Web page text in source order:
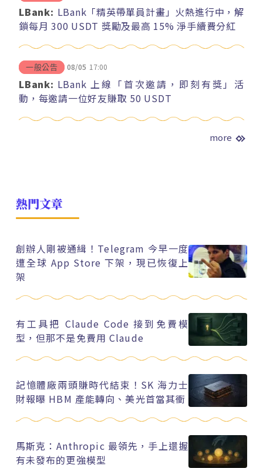
LBank: LBank「精英帶單員計畫」火熱進行中，解
鎖每月 300 USDT 獎勵及最高 15% 淨手續費分紅
一般公告 08/05 17:00
LBank: LBank 上線「首次邀請，即刻有獎」活
動，每邀請一位好友賺取 50 USDT
more
熱門文章
創辦人剛被通緝！Telegram 今早一度
遭全球 App Store 下架，現已恢復上
架
有工具把 Claude Code 接到免費模
型，但那不是免費用 Claude
記憶體廠兩頭賺時代結束！SK 海力士
財報曝 HBM 產能轉向、美光首當其衝
馬斯克：Anthropic 最領先，手上還握
有未發布的更強模型